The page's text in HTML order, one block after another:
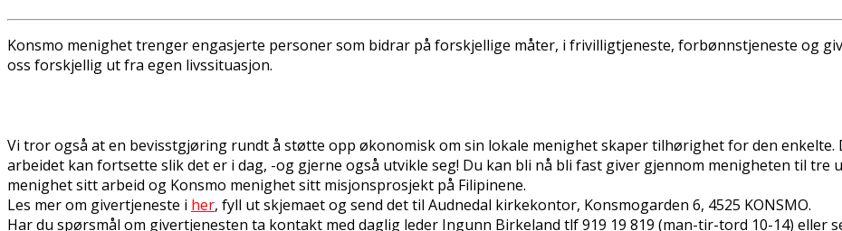
Konsmo menighet trenger engasjerte personer som bidrar på forskjellige måter, i frivilligtjeneste, forbønnstjeneste og
oss forskjellig ut fra egen livssituasjon.
Vi tror også at en bevisstgjøring rundt å støtte opp økonomisk om sin lokale menighet skaper tilhørighet for den
arbeidet kan fortsette slik det er i dag, -og gjerne også utvikle seg! Du kan bli nå bli fast giver gjennom menigheten til tre
menighet sitt arbeid og Konsmo menighet sitt misjonsprosjekt på Filipinene.
Les mer om givertjeneste i her, fyll ut skjemaet og send det til Audnedal kirkekontor, Konsmogarden 6, 4525 KONSMO.
Har du spørsmål om givertjenesten ta kontakt med daglig leder Ingunn Birkeland tlf 919 19 819 (man-tir-tord 10-14) eller